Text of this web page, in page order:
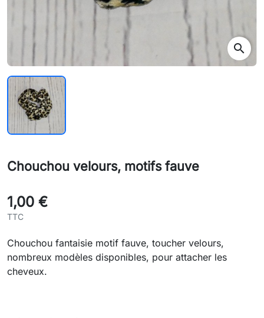
search
Chouchou velours, motifs fauve
1,00 €
TTC
Chouchou fantaisie motif fauve, toucher velours,
nombreux modèles disponibles, pour attacher les
cheveux.